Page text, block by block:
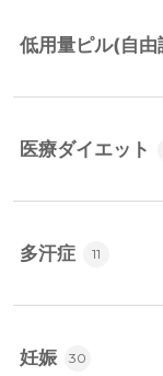
低用量ピル(自由
医療ダイエット
多汗症 11
妊娠 30